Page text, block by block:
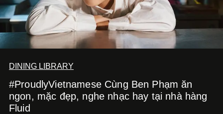
DINING LIBRARY
#ProudlyVietnamese Cùng Ben Phạm ăn
ngon, mặc đẹp, nghe nhạc hay tại nhà hàng
Fluid